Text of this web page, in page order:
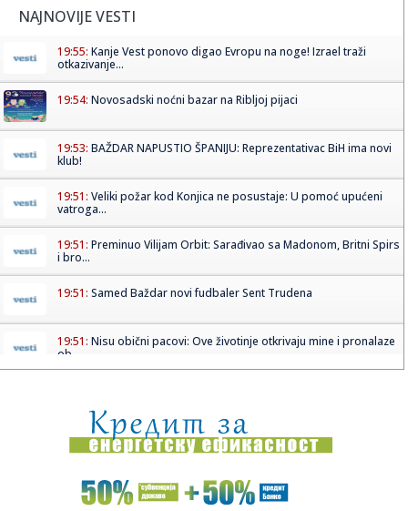
NAJNOVIJE VESTI
19:55: Kanje Vest ponovo digao Evropu na noge! Izrael traži
otkazivanje...
19:54: Novosadski noćni bazar na Ribljoj pijaci
19:53: BAŽDAR NAPUSTIO ŠPANIJU: Reprezentativac BiH ima novi
klub!
19:51: Veliki požar kod Konjica ne posustaje: U pomoć upućeni
vatroga...
19:51: Preminuo Vilijam Orbit: Sarađivao sa Madonom, Britni Spirs
i bro...
19:51: Samed Baždar novi fudbaler Sent Trudena
19:51: Nisu obični pacovi: Ove životinje otkrivaju mine i pronalaze
ob...
19:51:Dunav na rekordno niskom nivou: Brodovi zapeli, pojavili
se velik...
19:51:Odmor u Beogradu završio incidentom: S gošćama iz
Amerike "zar...